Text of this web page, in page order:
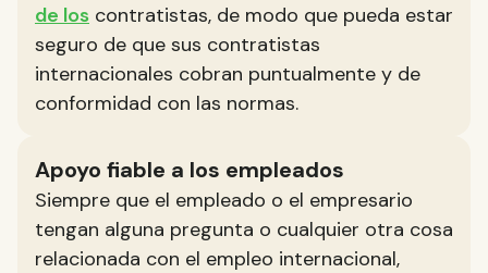
de los contratistas, de modo que pueda estar
seguro de que sus contratistas
internacionales cobran puntualmente y de
conformidad con las normas.
Apoyo fiable a los empleados
Siempre que el empleado o el empresario
tengan alguna pregunta o cualquier otra cosa
relacionada con el empleo internacional,